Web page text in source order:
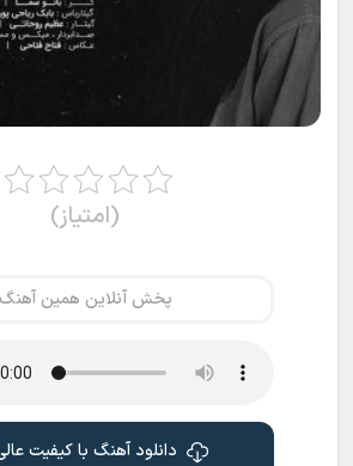
(امتیاز)
پخش آنلاین همین آهنگ
دانلود آهنگ با کیفیت عالی